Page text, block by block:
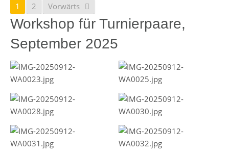
1 2 Vorwärts
Workshop für Turnierpaare,
September 2025